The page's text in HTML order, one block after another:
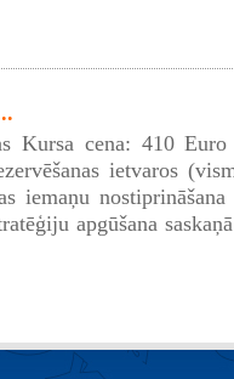
Kursa cena: 410
ietvaros
iemaņu nostiprināšana
apgūšana